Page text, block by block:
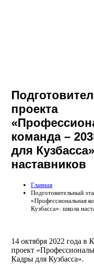
проекта
команда –
для
наставников
Главная
Подготовительный
«Профессиональная
Кузбасса»: школа
14 октября 2022 года
проект
Кадры для Кузбасса».